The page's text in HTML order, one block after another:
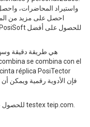
للحصول على المزيد من المعلومات، يرجى زيارة موقع testex teip.com.